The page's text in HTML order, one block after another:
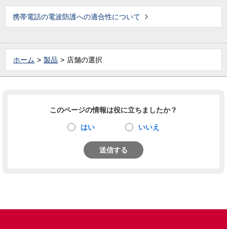
携帯電話の電波防護への適合性について
ホーム 製品 店舗の選択
このページの情報は役に立ちましたか？
はい いいえ
送信する